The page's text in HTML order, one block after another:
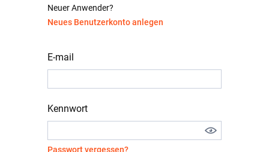
Neuer Anwender?
Neues Benutzerkonto anlegen
E-mail
Kennwort
Passwort vergessen?